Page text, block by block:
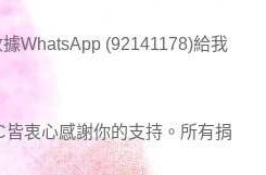
WhatsApp (92141178)給我
衷心感謝你的支持。所有捐